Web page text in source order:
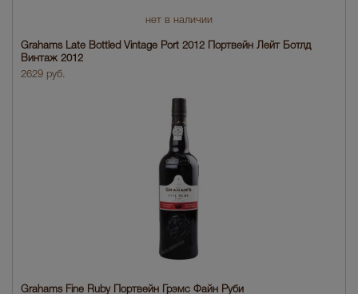
нет в наличии
Grahams Late Bottled Vintage Port 2012 Портвейн Лейт Ботлд
Винтаж 2012
2629 руб.
Grahams Fine Ruby Портвейн Грэмс Файн Руби